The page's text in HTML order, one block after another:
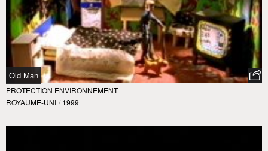
Old Man
PROTECTION ENVIRONNEMENT
ROYAUME-UNI / 1999